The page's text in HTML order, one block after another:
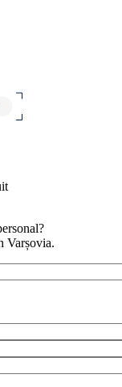
Varșovia.